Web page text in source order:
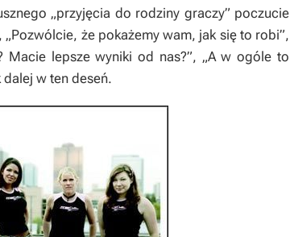
„przyjęcia do rodziny graczy” poczucie
że pokażemy wam, jak się to robi”,
Macie lepsze wyniki od nas?”, „A w ogóle to
w ten deseń.